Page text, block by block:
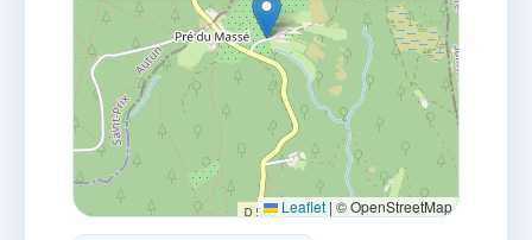
Leaflet | © OpenStreetMap